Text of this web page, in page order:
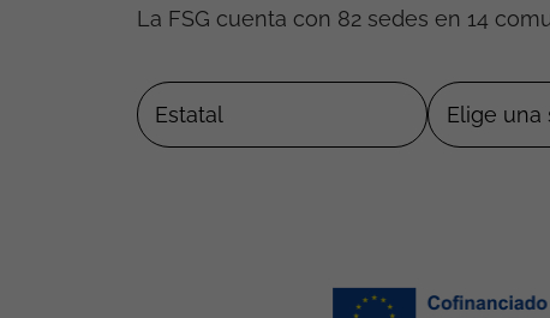
La FSG cuenta con 82 sedes en 14